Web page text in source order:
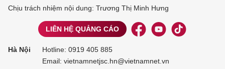
Chịu trách nhiệm nội dung: Trương Thị Minh Hưng
LIÊN HỆ QUẢNG CÁO
Hà Nội Hotline: 0919 405 885
Email: vietnamnetjsc.hn@vietnamnet.vn